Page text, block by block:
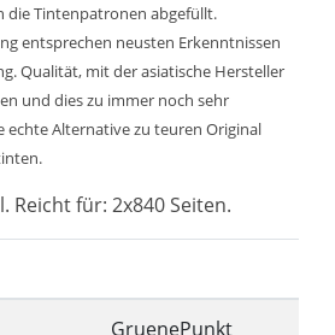
die Tintenpatronen abgefüllt.
entsprechen neusten Erkenntnissen
Qualität, mit der asiatische Hersteller
und dies zu immer noch sehr
echte Alternative zu teuren Original
Reicht für: 2x840 Seiten.
GruenePunkt